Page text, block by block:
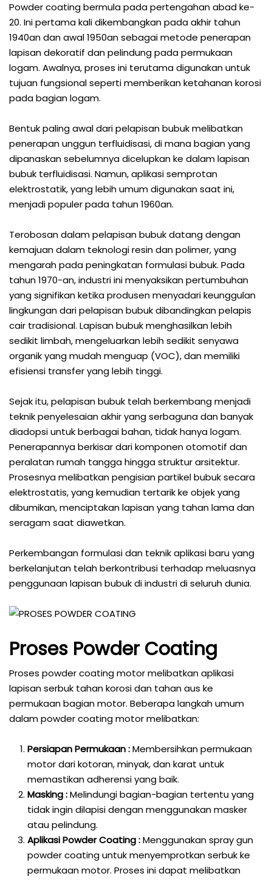
Powder coating bermula pada pertengahan abad ke-
20. Ini pertama kali dikembangkan pada akhir tahun
1940an dan awal 1950an sebagai metode penerapan
lapisan dekoratif dan pelindung pada permukaan
logam. Awalnya, proses ini terutama digunakan untuk
tujuan fungsional seperti memberikan ketahanan korosi
pada bagian logam.
Bentuk paling awal dari pelapisan bubuk melibatkan
penerapan unggun terfluidisasi, di mana bagian yang
dipanaskan sebelumnya dicelupkan ke dalam lapisan
bubuk terfluidisasi. Namun, aplikasi semprotan
elektrostatik, yang lebih umum digunakan saat ini,
menjadi populer pada tahun 1960an.
Terobosan dalam pelapisan bubuk datang dengan
kemajuan dalam teknologi resin dan polimer, yang
mengarah pada peningkatan formulasi bubuk. Pada
tahun 1970-an, industri ini menyaksikan pertumbuhan
yang signifikan ketika produsen menyadari keunggulan
lingkungan dari pelapisan bubuk dibandingkan pelapis
cair tradisional. Lapisan bubuk menghasilkan lebih
sedikit limbah, mengeluarkan lebih sedikit senyawa
organik yang mudah menguap (VOC), dan memiliki
efisiensi transfer yang lebih tinggi.
Sejak itu, pelapisan bubuk telah berkembang menjadi
teknik penyelesaian akhir yang serbaguna dan banyak
diadopsi untuk berbagai bahan, tidak hanya logam.
Penerapannya berkisar dari komponen otomotif dan
peralatan rumah tangga hingga struktur arsitektur.
Prosesnya melibatkan pengisian partikel bubuk secara
elektrostatis, yang kemudian tertarik ke objek yang
dibumikan, menciptakan lapisan yang tahan lama dan
seragam saat diawetkan.
Perkembangan formulasi dan teknik aplikasi baru yang
berkelanjutan telah berkontribusi terhadap meluasnya
penggunaan lapisan bubuk di industri di seluruh dunia.
Proses Powder Coating
Proses powder coating motor melibatkan aplikasi
lapisan serbuk tahan korosi dan tahan aus ke
permukaan bagian motor. Beberapa langkah umum
dalam powder coating motor melibatkan:
Persiapan Permukaan :Membersihkan permukaan
motor dari kotoran, minyak, dan karat untuk
memastikan adherensi yang baik.
Masking :Melindungi bagian-bagian tertentu yang
tidak ingin dilapisi dengan menggunakan masker
atau pelindung.
Aplikasi Powder Coating :Menggunakan spray gun
powder coating untuk menyemprotkan serbuk ke
permukaan motor. Proses ini dapat melibatkan